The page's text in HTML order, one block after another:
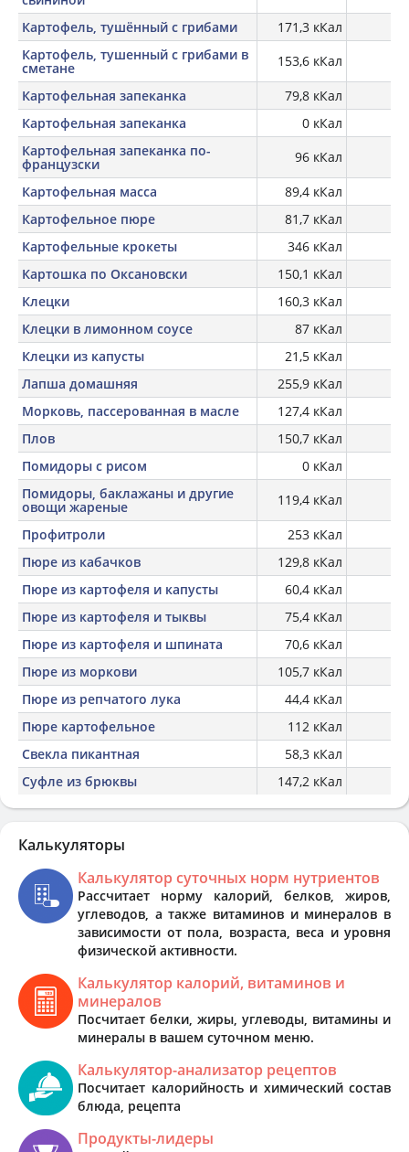
Картофель, тушённый с грибами
171,3 кКал
Картофель, тушенный с грибами в
сметане 153,6 кКал
Картофельная запеканка
79,8 кКал
Картофельная запеканка
0 кКал
Картофельная запеканка по-
французски 96 кКал
Картофельная масса
89,4 кКал
Картофельное пюре
81,7 кКал
Картофельные крокеты
346 кКал
Картошка по Оксановски
150,1 кКал
Клецки
160,3 кКал
Клецки в лимонном соусе
87 кКал
Клецки из капусты
21,5 кКал
Лапша домашняя
255,9 кКал
Морковь, пассерованная в масле
127,4 кКал
Плов
150,7 кКал
Помидоры с рисом
0 кКал
Помидоры, баклажаны и другие
овощи жареные 119,4 кКал
Профитроли
253 кКал
Пюре из кабачков
129,8 кКал
Пюре из картофеля и капусты
60,4 кКал
Пюре из картофеля и тыквы
75,4 кКал
Пюре из картофеля и шпината
70,6 кКал
Пюре из моркови
105,7 кКал
Пюре из репчатого лука
44,4 кКал
Пюре картофельное
112 кКал
Свекла пикантная
58,3 кКал
Суфле из брюквы
147,2 кКал
Калькуляторы
Калькулятор суточных норм нутриентов
Рассчитает норму калорий, белков, жиров,
углеводов, а также витаминов и минералов в
зависимости от пола, возраста, веса и уровня
физической активности.
Калькулятор калорий, витаминов и
минералов
Посчитает белки, жиры, углеводы, витамины и
минералы в вашем суточном меню.
Калькулятор-анализатор рецептов
Посчитает калорийность и химический состав
блюда, рецепта
Продукты-лидеры